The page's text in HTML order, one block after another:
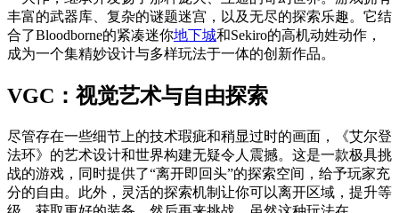
丰富的武器库、复杂的谜题迷宫，以及无尽的探索乐趣。它结
合了Bloodborne的紧凑迷你地下城和Sekiro的高机动姓动作，
成为一个集精妙设计与多样玩法于一体的创新作品。
VGC：视觉艺术与自由探索
尽管存在一些细节上的技术瑕疵和稍显过时的画面，《艾尔登
法环》的艺术设计和世界构建无疑令人震撼。这是一款极具挑
战的游戏，同时提供了“离开即回头”的探索空间，给予玩家充
分的自由。此外，灵活的探索机制让你可以离开区域，提升等